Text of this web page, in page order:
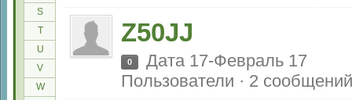
S
T
U
V
W
Z50JJ
0
Дата 17-Февраль 17
Пользователи · 2 сообщений